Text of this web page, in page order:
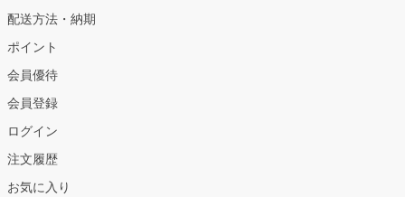
配送方法・納期
ポイント
会員優待
会員登録
ログイン
注文履歴
お気に入り